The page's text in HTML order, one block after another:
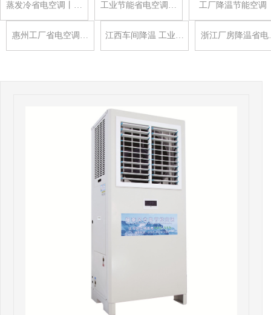
蒸发冷省电空调丨… 工业节能省电空调… 工厂降温节能空调
惠州工厂省电空调… 江西车间降温 工业… 浙江厂房降温省